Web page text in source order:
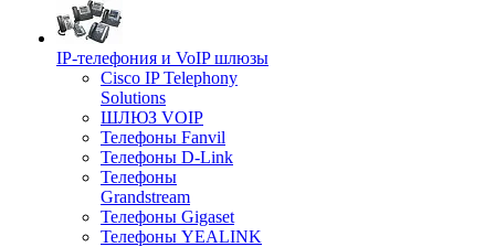
IP-телефония и VoIP шлюзы
Cisco IP Telephony
Solutions
ШЛЮЗ VOIP
Телефоны Fanvil
Телефоны D-Link
Телефоны
Grandstream
Телефоны Gigaset
Телефоны YEALINK